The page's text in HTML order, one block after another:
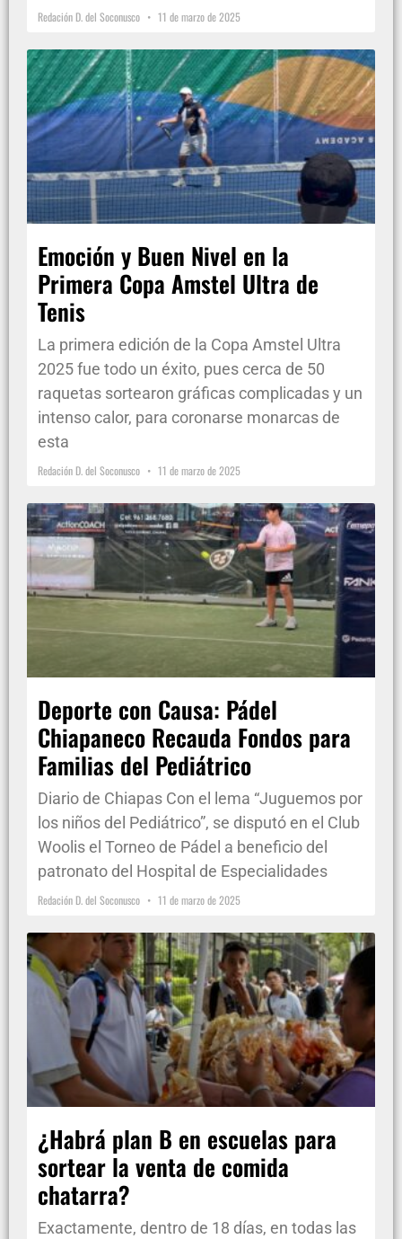
Redación D. del Soconusco 11 de marzo de 2025
Emoción y Buen Nivel en la
Primera Copa Amstel Ultra de
Tenis
La primera edición de la Copa Amstel Ultra
2025 fue todo un éxito, pues cerca de 50
raquetas sortearon gráficas complicadas y un
intenso calor, para coronarse monarcas de
esta
Redación D. del Soconusco 11 de marzo de 2025
Deporte con Causa: Pádel
Chiapaneco Recauda Fondos para
Familias del Pediátrico
Diario de Chiapas Con el lema “Juguemos por
los niños del Pediátrico”, se disputó en el Club
Woolis el Torneo de Pádel a beneficio del
patronato del Hospital de Especialidades
Redación D. del Soconusco 11 de marzo de 2025
¿Habrá plan B en escuelas para
sortear la venta de comida
chatarra?
Exactamente, dentro de 18 días, en todas las